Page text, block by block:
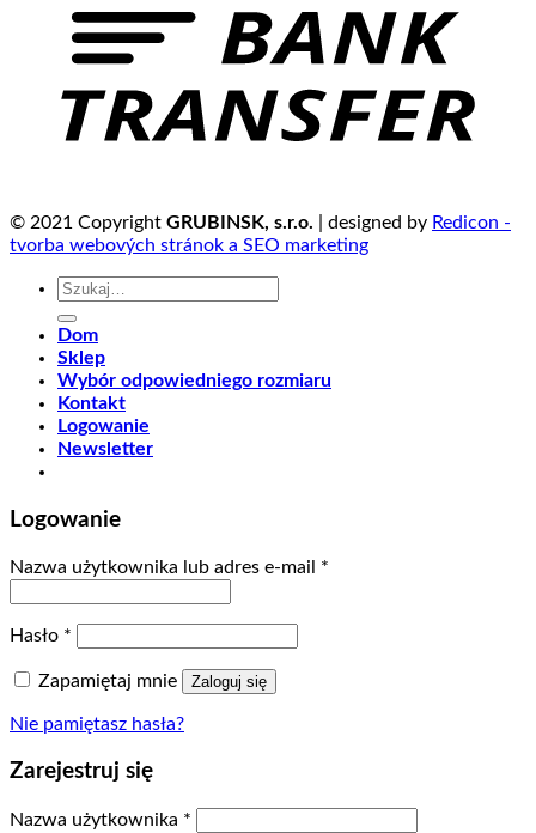
© 2021 Copyright GRUBINSK, s.r.o. | designed by Redicon -
tvorba webových stránok a SEO marketing
Szukaj:
Dom
Sklep
Wybór odpowiedniego rozmiaru
Kontakt
Logowanie
Newsletter
Logowanie
Nazwa użytkownika lub adres e-mail *
Hasło *
Zapamiętaj mnie Zaloguj się
Nie pamiętasz hasła?
Zarejestruj się
Nazwa użytkownika *